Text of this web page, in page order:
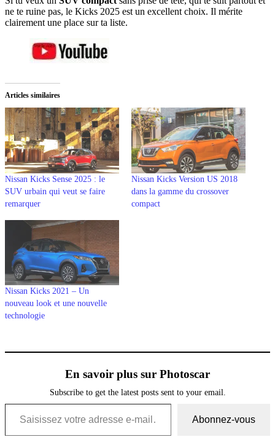
ne te ruine pas, le Kicks 2025 est un excellent choix. Il mérite
clairement une place sur ta liste.
Articles similaires
Nissan Kicks Sense 2025 : le
SUV urbain qui veut se faire
remarquer
Nissan Kicks Version US 2018
dans la gamme du crossover
compact
Nissan Kicks 2021 – Un
nouveau look et une nouvelle
technologie
En savoir plus sur Photoscar
Subscribe to get the latest posts sent to your email.
Saisissez votre adresse e-mail…
Abonnez-vous